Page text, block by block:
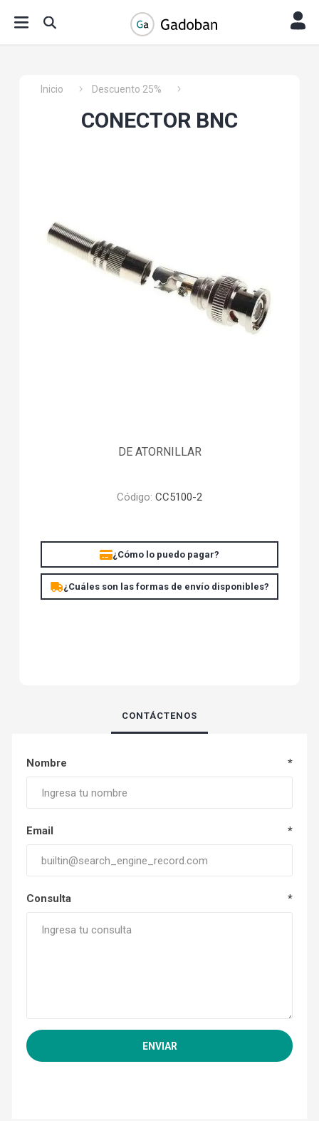
Inicio Descuento 25%
CONECTOR BNC
DE ATORNILLAR
Código: CC5100-2
¿Cómo lo puedo pagar?
¿Cuáles son las formas de envío disponibles?
CONTÁCTENOS
Nombre *
Email *
Consulta *